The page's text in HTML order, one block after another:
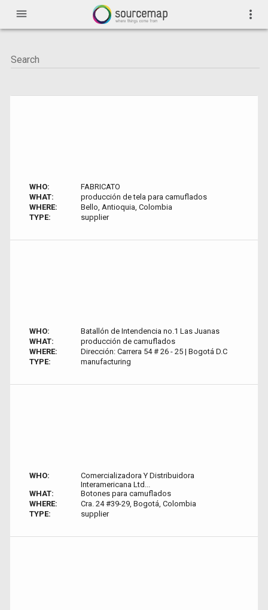
menu more_vert
WHO:
FABRICATO
WHAT:
producción de tela para camuflados
WHERE:
Bello, Antioquia, Colombia
TYPE:
supplier
WHO:
Batallón de Intendencia no.1 Las Juanas
WHAT:
producción de camuflados
WHERE:
Dirección: Carrera 54 # 26 - 25 | Bogotá D.C
TYPE:
manufacturing
WHO:
Comercializadora Y Distribuidora
Interamericana Ltd...
WHAT:
Botones para camuflados
WHERE:
Cra. 24 #39-29, Bogotá, Colombia
TYPE:
supplier